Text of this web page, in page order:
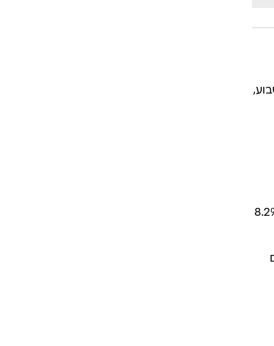
השבוע,
"חמש בערב עם רפי רשף" עם 9.6%, "לונדון וקיקשנבאום" עם 8.2%
עם